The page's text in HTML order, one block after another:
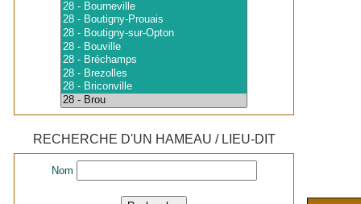
RECHERCHE D'UN HAMEAU / LIEU-DIT
Nom